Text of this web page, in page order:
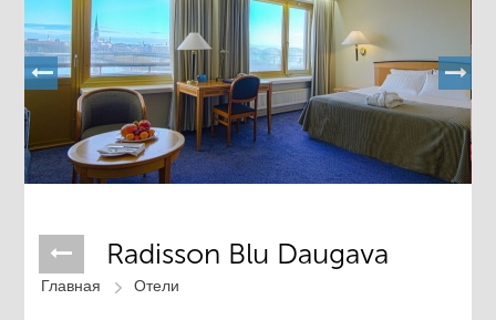
Radisson Blu Daugava
Главная Отели